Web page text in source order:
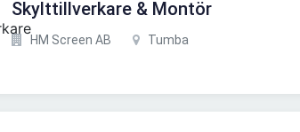
Skylttillverkare & Montör
HM Screen AB Tumba